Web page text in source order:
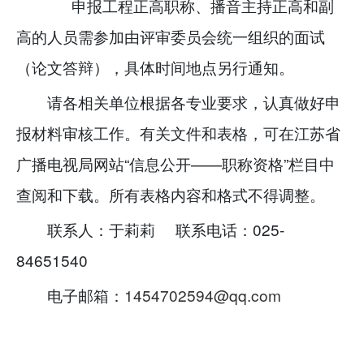
申报工程正高职称、播音主持正高和副
高的人员需参加由评审委员会统一组织的面试
（论文答辩），具体时间地点另行通知。
请各相关单位根据各专业要求，认真做好申
报材料审核工作。有关文件和表格，可在江苏省
广播电视局网站“信息公开——职称资格”栏目中
查阅和下载。所有表格内容和格式不得调整。
联系人：于莉莉 联系电话：025-
84651540
电子邮箱： 1454702594@qq.com